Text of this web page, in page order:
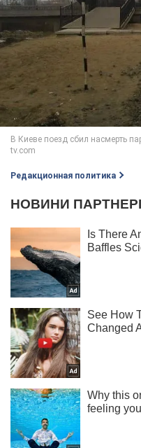
Редакционная политика